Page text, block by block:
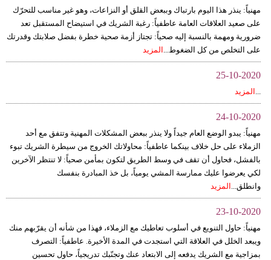
مهنياً: ينذر هذا اليوم بارتباك وببعض القلق أو النزاعات، وهو غير مناسب للتحرّك
على صعيد العلاقات العامة عاطفياً: رغبة الشريك في استيضاح المستقبل تعد
ضرورية ومهمة بالنسبة إليه صحياً: تجتاز أزمة صحية خطرة بفضل صلابتك وقدرتك
على التخلص من كل الضغوط... المزيد
25-10-2020
... المزيد
24-10-2020
مهنياً: يبدو الوضع العام جيداً ولا ينذر ببعض المشكلات المهنية وتتفق مع أحد
الزملاء على حل خلاف بينكما عاطفياً: محاولاتك الخروج من سيطرة الشريك تبوء
بالفشل، فحاول أن تقف في وسط الطريق لتكون بمأمن صحياً: لا تنتظر الآخرين
لكي يعرضوا عليك ممارسة المشي يومياً، بل خذ المبادرة بنفسك
وانطلق... المزيد
23-10-2020
مهنياً: حاول التنويع في أسلوب تعاطيك مع الزملاء، فهذا من شأنه أن يقرّبهم منك
ويبعد الخلل في العلاقة التي استجدت في المدة الأخيرة. عاطفياً: التصرف
بمزاجية مع الشريك يدفعه إلى الابتعاد عنك وتجنّبك تدريجياً، حاول تحسين